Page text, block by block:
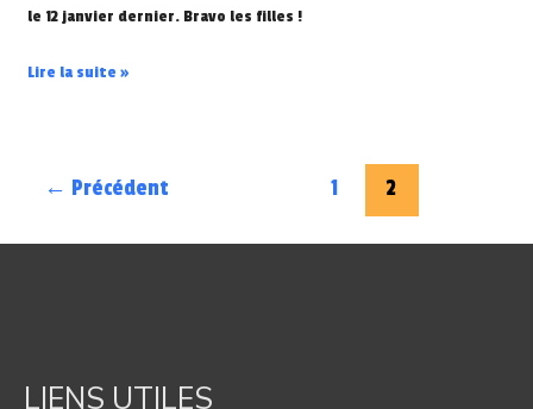
le 12 janvier dernier. Bravo les filles !
Lire la suite »
← Précédent 1 2
LIENS UTILES